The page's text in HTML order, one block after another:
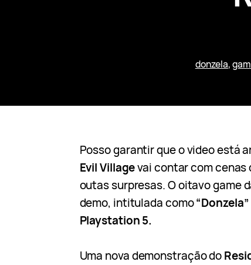
donzela,
Posso garantir que o video está
Evil Villagevai contar com
outas surpresas. O oitavo game
demo, intitulada como“Donzela”
Playstation 5.
Uma nova demonstração do